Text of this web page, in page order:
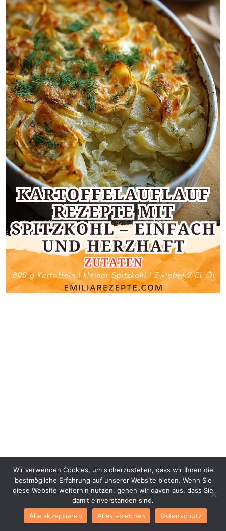
Wir verwenden Cookies, um sicherzustellen, dass wir Ihnen die
bestmögliche Erfahrung auf unserer Website bieten. Wenn Sie
diese Website weiterhin nutzen, gehen wir davon aus, dass Sie
damit einverstanden sind.
Alle akzeptieren
Alles ablehnen Datenschutz